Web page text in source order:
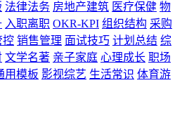
法律法务 房地产建筑 医疗保健 物
入职离职 OKR-KPI 组织结构 采购
控 销售管理 面试技巧 计划总结 综
文学名著 亲子家庭 心理成长 职场
用模板 影视综艺 生活常识 体育游